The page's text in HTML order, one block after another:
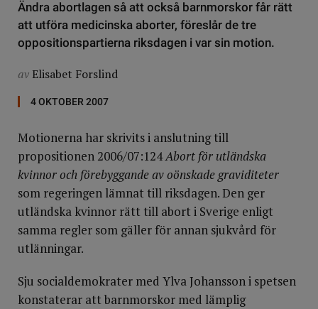
Ändra abortlagen så att också barnmorskor får rätt
att utföra medicinska aborter, föreslår de tre
oppositionspartierna riksdagen i var sin motion.
av Elisabet Forslind
4 OKTOBER 2007
Motionerna har skrivits i anslutning till
propositionen 2006/07:124Abort för utländska
kvinnor och förebyggande av oönskade graviditeter
som regeringen lämnat till riksdagen. Den ger
utländska kvinnor rätt till abort i Sverige enligt
samma regler som gäller för annan sjukvård för
utlänningar.
Sju socialdemokrater med Ylva Johansson i spetsen
konstaterar att barnmorskor med lämplig